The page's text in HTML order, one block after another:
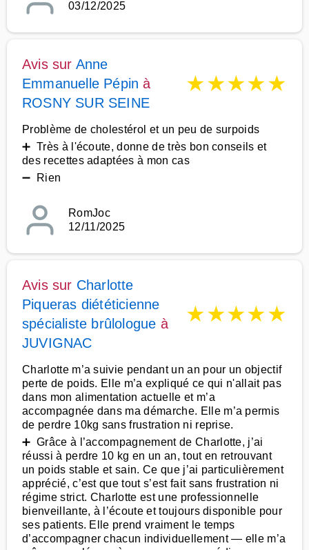
03/12/2025
Avis sur Anne
Emmanuelle Pépin à
ROSNY SUR SEINE
★★★★★
Problème de cholestérol et un peu de surpoids
➕ Très à l'écoute, donne de très bon conseils et
des recettes adaptées à mon cas
➖ Rien
RomJoc
12/11/2025
Avis sur Charlotte
Piqueras diététicienne
spécialiste brûlologue à
JUVIGNAC
★★★★★
Charlotte m’a suivie pendant un an pour un objectif
perte de poids. Elle m’a expliqué ce qui n'allait pas
dans mon alimentation actuelle et m’a
accompagnée dans ma démarche. Elle m’a permis
de perdre 10kg sans frustration ni reprise.
➕ Grâce à l’accompagnement de Charlotte, j’ai
réussi à perdre 10 kg en un an, tout en retrouvant
un poids stable et sain. Ce que j’ai particulièrement
apprécié, c’est que tout s’est fait sans frustration ni
régime strict. Charlotte est une professionnelle
bienveillante, à l’écoute et toujours disponible pour
ses patients. Elle prend vraiment le temps
d’accompagner chacun individuellement — elle m’a